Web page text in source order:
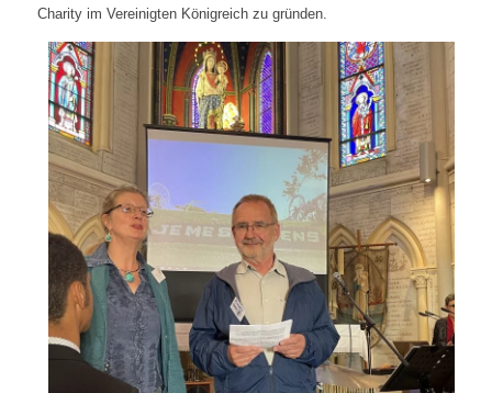
Charity im Vereinigten Königreich zu gründen.